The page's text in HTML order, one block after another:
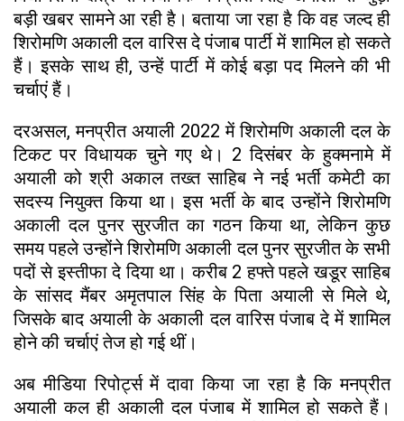
बड़ी खबर सामने आ रही है। बताया जा रहा है कि वह जल्द ही
शिरोमणि अकाली दल वारिस दे पंजाब पार्टी में शामिल हो सकते
हैं। इसके साथ ही, उन्हें पार्टी में कोई बड़ा पद मिलने की भी
चर्चाएं हैं।
दरअसल, मनप्रीत अयाली 2022 में शिरोमणि अकाली दल के
टिकट पर विधायक चुने गए थे। 2 दिसंबर के हुक्मनामे में
अयाली को श्री अकाल तख्त साहिब ने नई भर्ती कमेटी का
सदस्य नियुक्त किया था। इस भर्ती के बाद उन्होंने शिरोमणि
अकाली दल पुनर सुरजीत का गठन किया था, लेकिन कुछ
समय पहले उन्होंने शिरोमणि अकाली दल पुनर सुरजीत के सभी
पदों से इस्तीफा दे दिया था। करीब 2 हफ्ते पहले खडूर साहिब
के सांसद मैंबर अमृतपाल सिंह के पिता अयाली से मिले थे,
जिसके बाद अयाली के अकाली दल वारिस पंजाब दे में शामिल
होने की चर्चाएं तेज हो गई थीं।
अब मीडिया रिपोर्ट्स में दावा किया जा रहा है कि मनप्रीत
अयाली कल ही अकाली दल पंजाब में शामिल हो सकते हैं।